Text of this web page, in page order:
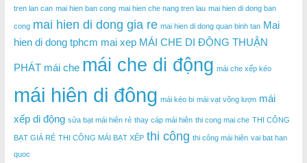
tren lan can mai hien ban cong mai hien che nang tren lau mai hien di dong ban
cong mai hien di dong gia re mai hien di dong quan binh tan Mai
hien di dong tphcm mai xep MÁI CHE DI ĐỘNG THUẬN
PHÁT mái che mái che di động mái che xếp kéo
mái hiên di đông mái kéo bi mái vạt võng lượn mái
xếp di động sửa bạt mái hiên rẻ thay cáp mái hiên thi cong mai che THI CÔNG
BẠT GIÁ RẺ THI CÔNG MÁI BẠT XẾP thi công thi công mái hiên vai bat han
quoc